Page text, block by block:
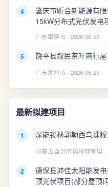
4
肇庆市昕合新能源有
15kW分布式光伏发电
广东肇庆市 · 2026-06-23
5 饶平县叙民茶叶商行
广东潮州市 · 2026-06-23
最新拟建项目
1 深能锡林郭勒西乌珠
内蒙古自治区锡林郭勒盟 ·
2
德保县沛佳太阳能发
顶光伏项目(部分屋顶)